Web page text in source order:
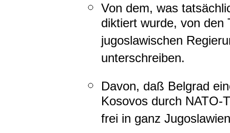
Von dem, was
diktiert wurde, von den
jugoslawischen
unterschreiben.
Davon, daß Belgrad
Kosovos durch NATO-
frei in ganz